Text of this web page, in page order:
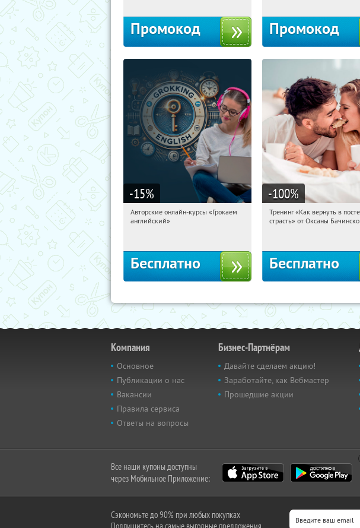
Промокод Промокод
-15%
08:18:16 Получили:
Авторские онлайн-курсы «Грокаем
английский»
Бесплатно
-100%
08:18:16
Тренинг «Как вернуть в
страсть» от Оксаны
Бесплатно
Компания
Основное
Публикации о нас
Вакансии
Правила сервиса
Ответы на вопросы
Бизнес-Партнёрам
Давайте сделаем акцию!
Заработайте, как Вебмастер
Прошедшие акции
Все наши купоны доступны
через Мобильное Приложение:
Сэкономьте до 90% при любых покупках